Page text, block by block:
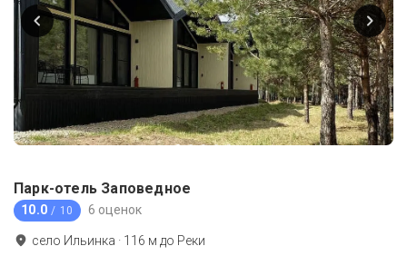
Парк-отель Заповедное
10.0 / 10 6 оценок
село Ильинка · 116 м до Реки